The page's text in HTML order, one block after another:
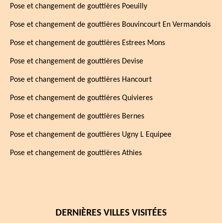
Pose et changement de gouttières Poeuilly
Pose et changement de gouttières Bouvincourt En Vermandois
Pose et changement de gouttières Estrees Mons
Pose et changement de gouttières Devise
Pose et changement de gouttières Hancourt
Pose et changement de gouttières Quivieres
Pose et changement de gouttières Bernes
Pose et changement de gouttières Ugny L Equipee
Pose et changement de gouttières Athies
DERNIÈRES VILLES VISITÉES